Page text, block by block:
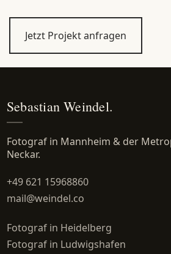
Jetzt Projekt anfragen
Sebastian Weindel.
Fotograf in Mannheim & der
Neckar.
+49 621 15968860
mail@weindel.co
Fotograf in Heidelberg
Fotograf in Ludwigshafen